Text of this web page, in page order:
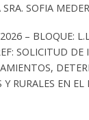
SOFIA
– BLOQUE:
SOLICITUD DE
Y RURALES EN